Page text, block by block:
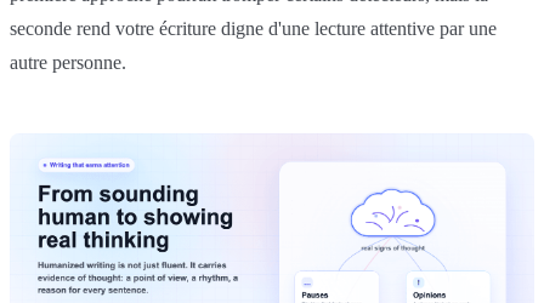
seconde rend votre écriture digne d'une lecture attentive par une
autre personne.